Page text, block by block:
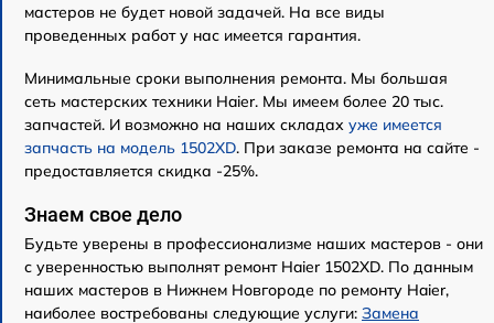
мастеров не будет новой задачей. На все виды
проведенных работ у нас имеется гарантия.
Минимальные сроки выполнения ремонта. Мы большая
сеть мастерских техники Haier. Мы имеем более 20 тыс.
запчастей. И возможно на наших складах уже имеется
запчасть на модель 1502XD. При заказе ремонта на сайте -
предоставляется скидка -25%.
Знаем свое дело
Будьте уверены в профессионализме наших мастеров - они
с уверенностью выполнят ремонт Haier 1502XD. По данным
наших мастеров в Нижнем Новгороде по ремонту Haier,
наиболее востребованы следующие услуги: Замена